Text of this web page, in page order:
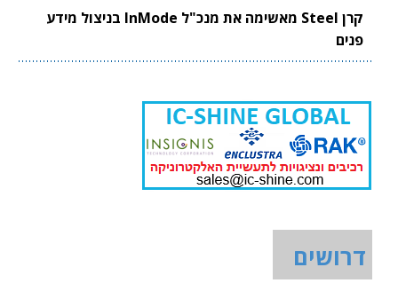
קרן Steel מאשימה את מנכ"ל InMode בניצול מידע
פנים
דרושים